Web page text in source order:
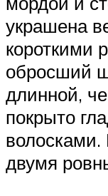
украшена
короткими
обросший
длинной,
покрыто
двумя